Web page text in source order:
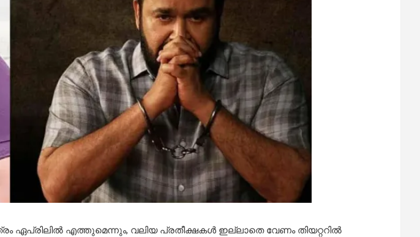
ഏപ്രിലിൽ എത്തുമെന്നും, വലിയ പ്രതീക്ഷകൾ ഇല്ലാതെ വേണം തിയറ്ററിൽ